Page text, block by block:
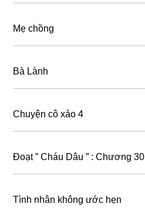
Mẹ chồng
Bà Lành
Chuyện cô xảo 4
Đoạt ” Cháu Dâu ” : Chương 30
Tình nhân không ước hẹn